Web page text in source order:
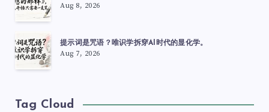
Aug 8, 2026
提示词是咒语？唯识学拆穿AI时代的显化学。
Aug 7, 2026
Tag Cloud